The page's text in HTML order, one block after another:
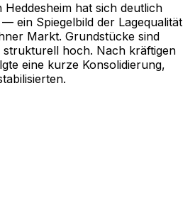
hat sich deutlich
ein Spiegelbild der Lagequalität
Markt. Grundstücke sind
hoch. Nach kräftigen
eine kurze Konsolidierung,